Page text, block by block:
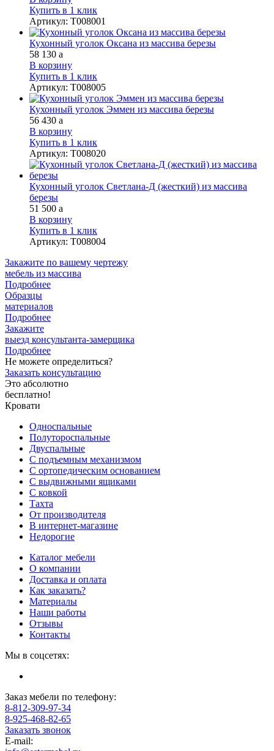
Купить в 1 клик
Артикул: Т008001
Кухонный уголок Оксана из массива березы
58 130 a
В корзину
Купить в 1 клик
Артикул: Т008005
Кухонный уголок Эммен из массива березы
56 430 a
В корзину
Купить в 1 клик
Артикул: Т008020
Кухонный уголок Светлана-Д (жесткий) из массива
березы
51 500 a
В корзину
Купить в 1 клик
Артикул: Т008004
Закажите по вашему чертежу
мебель из массива
Подробнее
Образцы
материалов
Подробнее
Закажите
выезд консультанта-замерщика
Подробнее
Не можете определиться?
Заказать консультацию
Это абсолютно
бесплатно!
Кровати
Односпальные
Полутороспальные
Двуспальные
С подъемным механизмом
С ортопедическим основанием
С выдвижными ящиками
С ковкой
Тахта
От производителя
В интернет-магазине
Недорогие
Каталог мебели
О компании
Доставка и оплата
Как заказать?
Материалы
Наши работы
Отзывы
Контакты
Мы в соцсетях:
Заказ мебели по телефону:
8-812-309-97-34
8-925-468-82-65
Заказать звонок
E-mail: